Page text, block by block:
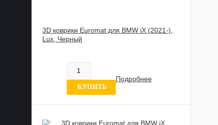
3D коврики Euromat для BMW iX (2021-),
Lux, Черный
В наличии
0 отзывов
КУПИТЬ
Подробнее